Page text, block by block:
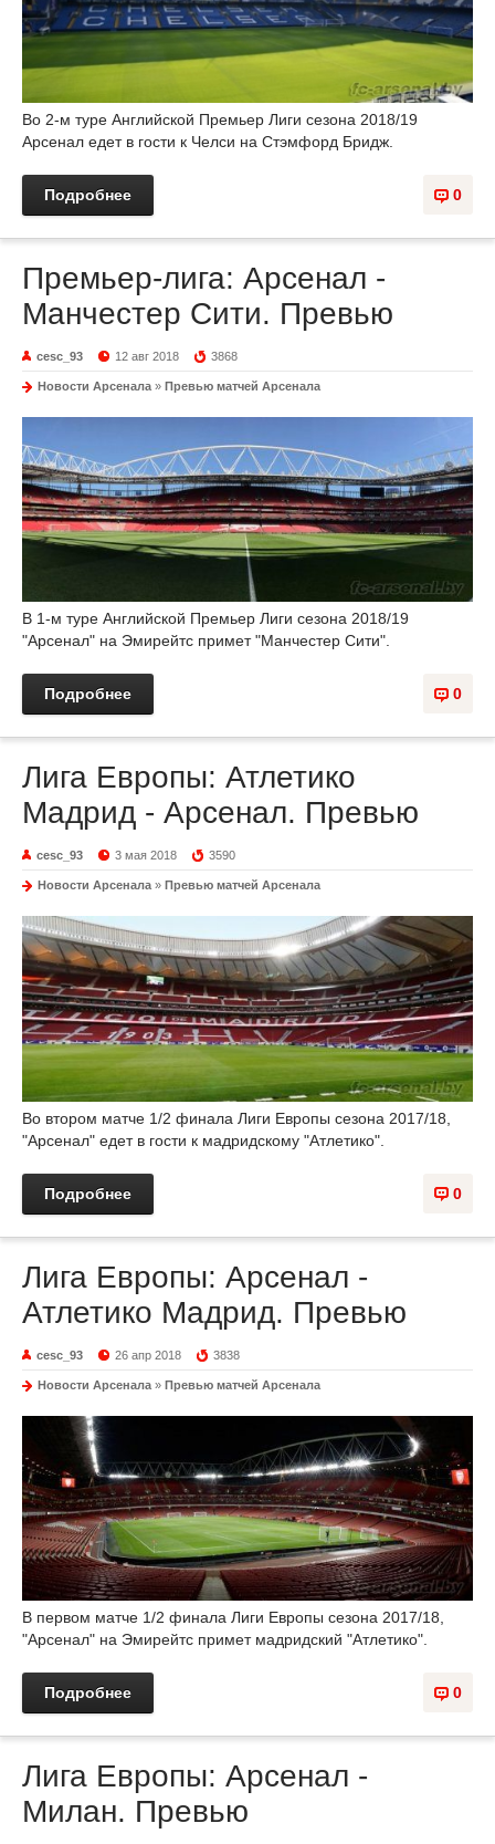
Во 2-м туре Английской Премьер Лиги сезона 2018/19
Арсенал едет в гости к Челси на Стэмфорд Бридж.
0
Подробнее
Премьер-лига: Арсенал -
Манчестер Сити. Превью
cesc_93 12 авг 2018 3868
Новости Арсенала » Превью матчей Арсенала
В 1-м туре Английской Премьер Лиги сезона 2018/19
"Арсенал" на Эмирейтс примет "Манчестер Сити".
0
Подробнее
Лига Европы: Атлетико
Мадрид - Арсенал. Превью
cesc_93 3 мая 2018 3590
Новости Арсенала » Превью матчей Арсенала
Во втором матче 1/2 финала Лиги Европы сезона 2017/18,
"Арсенал" едет в гости к мадридскому "Атлетико".
0
Подробнее
Лига Европы: Арсенал -
Атлетико Мадрид. Превью
cesc_93 26 апр 2018 3838
Новости Арсенала » Превью матчей Арсенала
В первом матче 1/2 финала Лиги Европы сезона 2017/18,
"Арсенал" на Эмирейтс примет мадридский "Атлетико".
0
Подробнее
Лига Европы: Арсенал -
Милан. Превью